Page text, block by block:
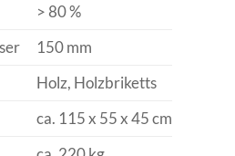
> 80 %
150 mm
Holz, Holzbriketts
ca. 115 x 55 x 45 cm